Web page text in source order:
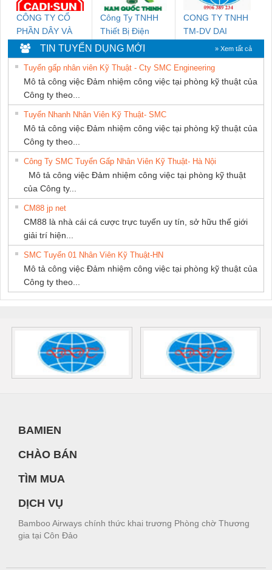
CÔNG TY CỔ
PHẦN DÂY VÀ
CÁP ĐIỆN
THƯỢNG ĐÌNH
Công Ty TNHH
Thiết Bị Điện
Nam Quốc Thịnh
CONG TY TNHH
TM-DV DAI
DONG THANH
TIN TUYỂN DỤNG MỚI » Xem tất cả
Tuyển gấp nhân viên Kỹ Thuật - Cty SMC Engineering
Mô tả công việc Đảm nhiệm công việc tại phòng kỹ thuật của
Công ty theo...
Tuyển Nhanh Nhân Viên Kỹ Thuật- SMC
Mô tả công việc Đảm nhiệm công việc tại phòng kỹ thuật của
Công ty theo...
Công Ty SMC Tuyển Gấp Nhân Viên Kỹ Thuật- Hà Nội
Mô tả công việc Đảm nhiệm công việc tại phòng kỹ thuật
của Công ty...
CM88 jp net
CM88 là nhà cái cá cược trực tuyến uy tín, sở hữu thế giới
giải trí hiện...
SMC Tuyển 01 Nhân Viên Kỹ Thuật-HN
Mô tả công việc Đảm nhiệm công việc tại phòng kỹ thuật của
Công ty theo...
BAMIEN
CHÀO BÁN
TÌM MUA
DỊCH VỤ
Bamboo Airways chính thức khai trương Phòng chờ Thương
gia tại Côn Đảo